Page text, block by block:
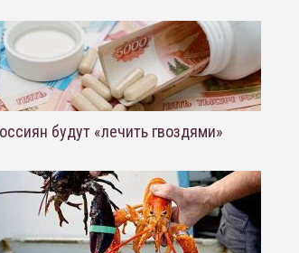
будут «лечить гвоздями»